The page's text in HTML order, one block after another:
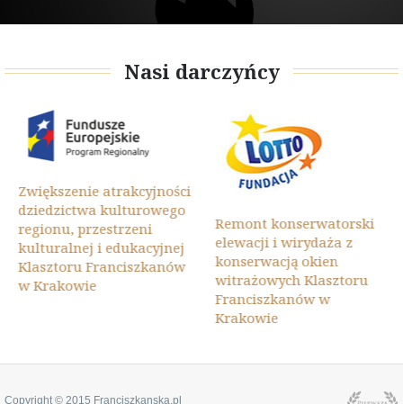
Nasi darczyńcy
Zwiększenie atrakcyjności
dziedzictwa kulturowego
regionu, przestrzeni
kulturalnej i edukacyjnej
Klasztoru Franciszkanów
w Krakowie
Remont konserwatorski
elewacji i wirydaża z
konserwacją okien
witrażowych Klasztoru
Franciszkanów w
Krakowie
Copyright © 2015 Franciszkanska.pl